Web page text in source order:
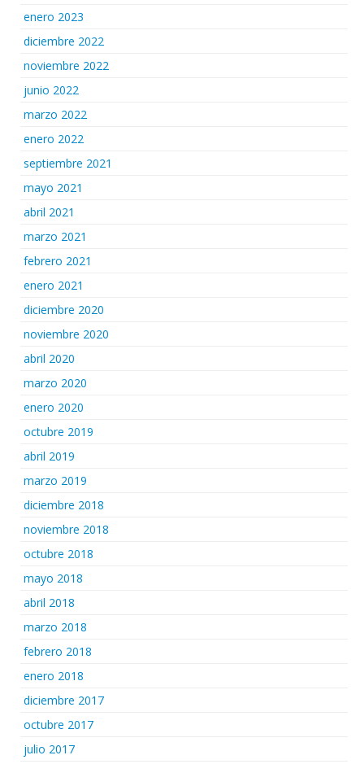
enero 2023
diciembre 2022
noviembre 2022
junio 2022
marzo 2022
enero 2022
septiembre 2021
mayo 2021
abril 2021
marzo 2021
febrero 2021
enero 2021
diciembre 2020
noviembre 2020
abril 2020
marzo 2020
enero 2020
octubre 2019
abril 2019
marzo 2019
diciembre 2018
noviembre 2018
octubre 2018
mayo 2018
abril 2018
marzo 2018
febrero 2018
enero 2018
diciembre 2017
octubre 2017
julio 2017